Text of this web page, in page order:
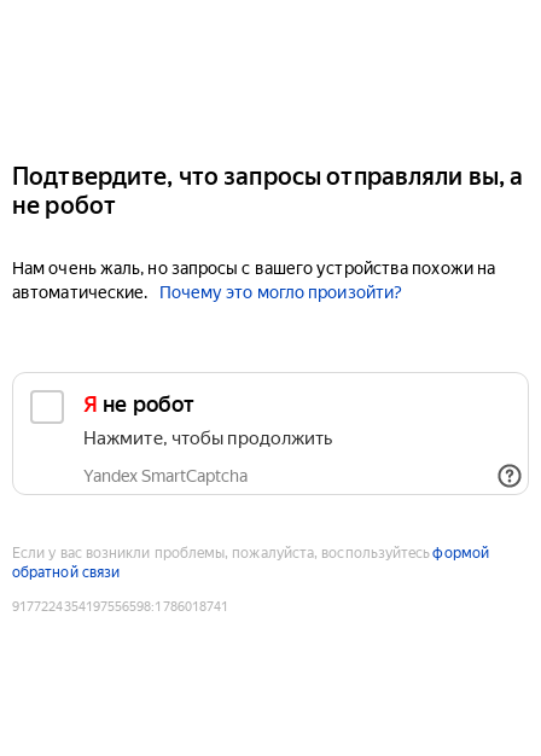
Подтвердите, что запросы отправляли вы, а
не робот
Нам очень жаль, но запросы с вашего устройства похожи на
автоматические.
Почему это могло произойти?
Я не робот
Нажмите, чтобы продолжить
Yandex SmartCaptcha
Если у вас возникли проблемы, пожалуйста, воспользуйтесьформой
обратной связи
9177224354197556598:1786018741